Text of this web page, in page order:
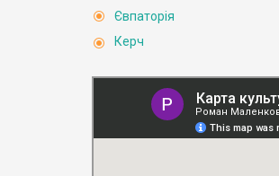
Євпаторія
Керч